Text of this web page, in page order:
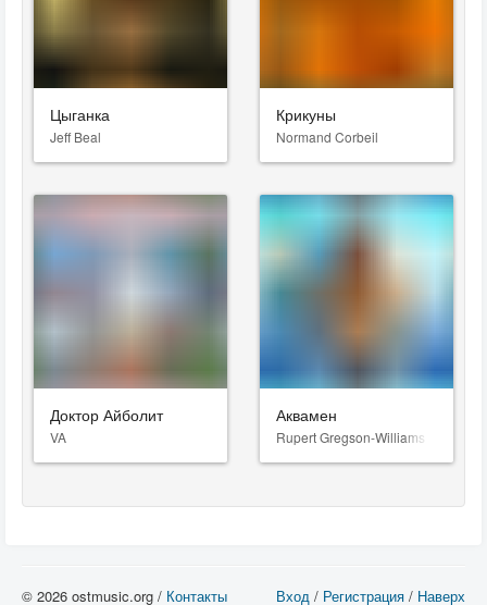
Цыганка
Jeff Beal
Крикуны
Normand Corbeil
Доктор Айболит
VA
Аквамен
Rupert Gregson-Williams
Вход / Регистрация / Наверх
© 2026 ostmusic.org / Контакты